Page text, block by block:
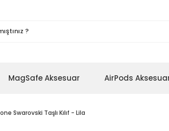
MagSafe Aksesuar AirPods
Swarovski Taşlı Kılıf - Lila